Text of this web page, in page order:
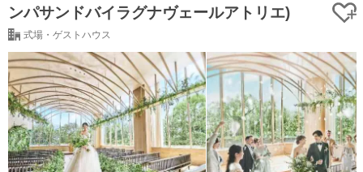
ンパサンドバイラグナヴェールアトリエ)
式場・ゲストハウス